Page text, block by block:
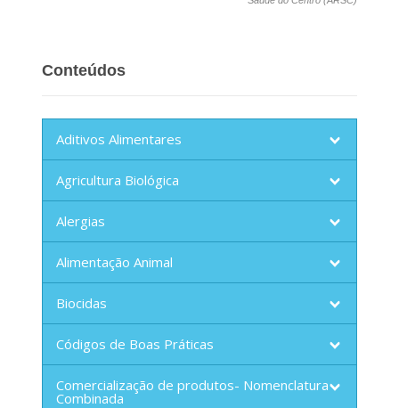
Conteúdos
Aditivos Alimentares
Agricultura Biológica
Alergias
Alimentação Animal
Biocidas
Códigos de Boas Práticas
Comercialização de produtos- Nomenclatura
Combinada